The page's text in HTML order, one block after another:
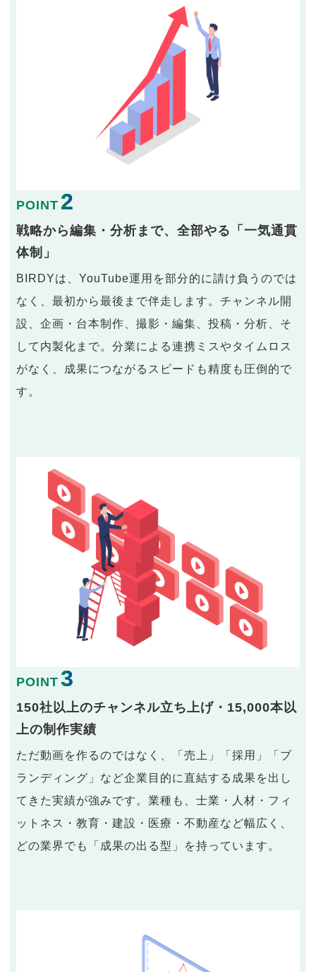
POINT 2
戦略から編集・分析まで、全部やる「一気通貫
体制」
BIRDYは、YouTube運用を部分的に請け負うのでは
なく、最初から最後まで伴走します。チャンネル開
設、企画・台本制作、撮影・編集、投稿・分析、そ
して内製化まで。分業による連携ミスやタイムロス
がなく、成果につながるスピードも精度も圧倒的で
す。
POINT 3
150社以上のチャンネル立ち上げ・15,000本以
上の制作実績
ただ動画を作るのではなく、「売上」「採用」「ブ
ランディング」など企業目的に直結する成果を出し
てきた実績が強みです。業種も、士業・人材・フィ
ットネス・教育・建設・医療・不動産など幅広く、
どの業界でも「成果の出る型」を持っています。